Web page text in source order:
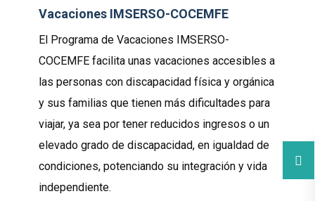
Vacaciones IMSERSO-COCEMFE
El Programa de Vacaciones IMSERSO-
COCEMFE facilita unas vacaciones accesibles a
las personas con discapacidad física y orgánica
y sus familias que tienen más dificultades para
viajar, ya sea por tener reducidos ingresos o un
elevado grado de discapacidad, en igualdad de
condiciones, potenciando su integración y vida
independiente.